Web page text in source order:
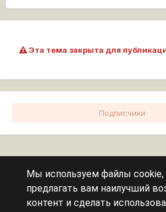
Эта тема закрыта для
Подписчики
Сейчас на странице
Мы используем файлы cookie,
предлагать вам наилучший
контент и сделать